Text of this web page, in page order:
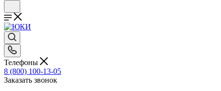
Телефоны
8 (800) 100-13-05
Заказать звонок